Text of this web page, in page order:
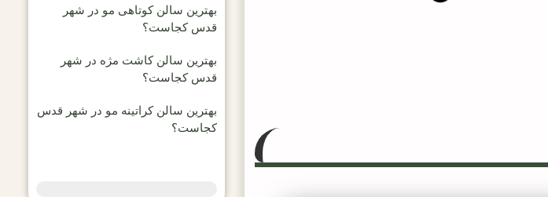
بهترین سالن کوتاهی مو در شهر
قدس کجاست؟
بهترین سالن کاشت مژه در شهر
قدس کجاست؟
بهترین سالن کراتینه مو در شهر قدس
کجاست؟